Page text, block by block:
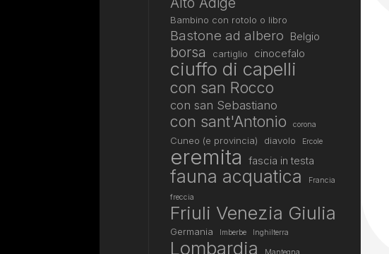
Bambino con rotolo o libro
Bastone ad albero Belgio
borsa cartiglio cinocefalo
ciuffo di capelli
con san Rocco
con san Sebastiano
con sant'Antonio corona
Cuneo (e provincia) diavolo Ercole
eremita fascia in testa
fauna acquatica
Francia
freccia
Friuli Venezia Giulia
Germania Imberbe Inghilterra
Lombardia